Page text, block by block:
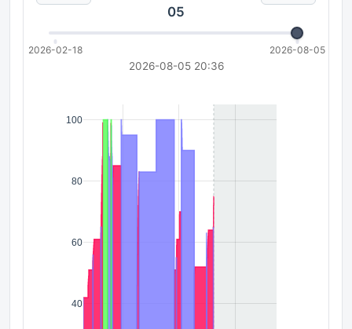
05
2026-02-18 2026-08-05
2026-08-05 20:36
40
60
80
100